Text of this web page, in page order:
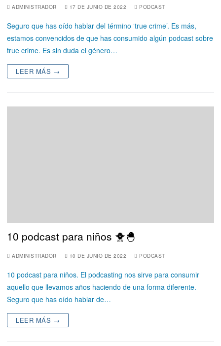
ADMINISTRADOR 17 DE JUNIO DE 2022 PODCAST
Seguro que has oído hablar del término ‘true crime’. Es más,
estamos convencidos de que has consumido algún podcast sobre
true crime. Es sin duda el género…
LEER MÁS →
10 podcast para niños 🐥🐣
ADMINISTRADOR 10 DE JUNIO DE 2022 PODCAST
10 podcast para niños. El podcasting nos sirve para consumir
aquello que llevamos años haciendo de una forma diferente.
Seguro que has oído hablar de…
LEER MÁS →